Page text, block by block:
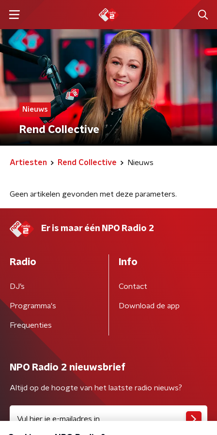
Nieuws
Rend Collective
Artiesten Rend Collective Nieuws
Geen artikelen gevonden met deze parameters.
Er is maar één NPO Radio 2
Radio
DJ’s
Programma's
Frequenties
Info
Contact
Download de app
NPO Radio 2 nieuwsbrief
Altijd op de hoogte van het laatste radio nieuws?